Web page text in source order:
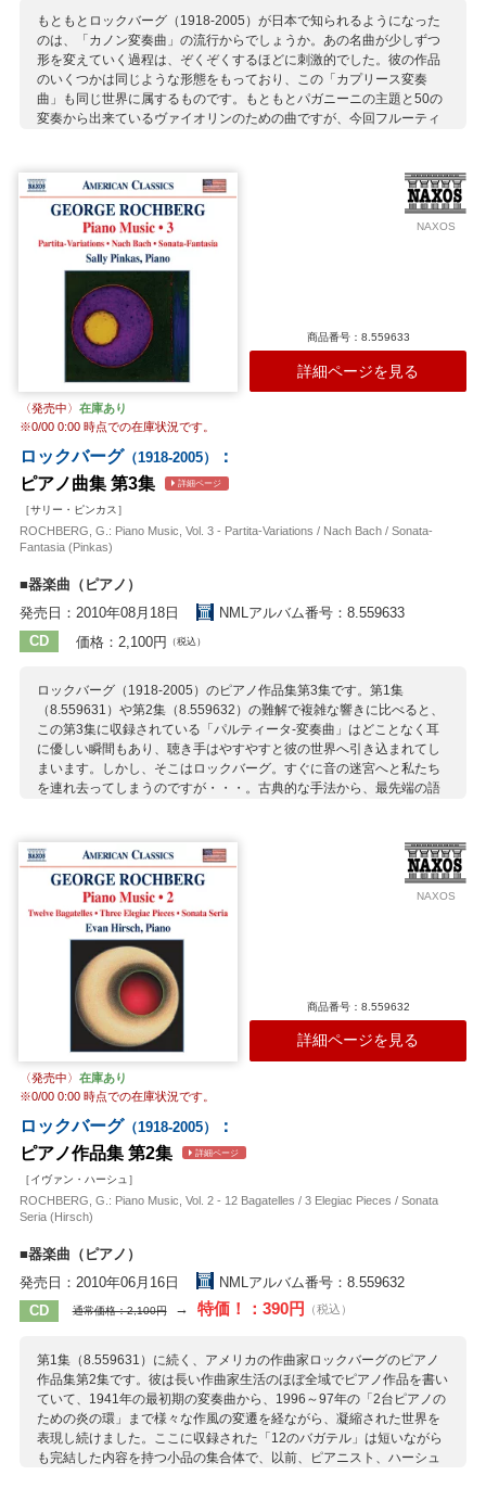
もともとロックバーグ（1918-2005）が日本で知られるようになった
のは、「カノン変奏曲」の流行からでしょうか。あの名曲が少しずつ
形を変えていく過程は、ぞくぞくするほどに刺激的でした。彼の作品
のいくつかは同じような形態をもっており、この「カプリース変奏
曲」も同じ世界に属するものです。もともとパガニーニの主題と50の
変奏から出来ているヴァイオリンのための曲ですが、今回フルーティ
楽四重奏団の第2ヴァイオリニストで、ロックバーグはこのアンサンブ
ルのためにいくつかの作品を書いていたこともあり、彼女は幼い頃か
らロックバーグ作品に愛着を持っていたといいます）。 もちろんロッ
クバーグ自身はフルートのためにそれほど多くの作品を書いたわけで
はないのですが、ジェニングスは「古き親しい友人」として彼の作品
をフルートのために編曲、彼女なりの解釈を施して世に送り出すとい
います。美しい音色だけでなく、様々な特殊奏法を駆使した多彩な音
色は、聴き手を幽玄な世界へといざなうことでしょう。浮世絵からイ
ンスパイアされた一連の作品も、儚い美しさを有しています。
収録作曲家：
ロックバーグ
NAXOS
商品番号：8.559633
詳細ページを見る
〈発売中〉 在庫あり
※0/00 0:00時点での在庫状況です。
ロックバーグ（1918-2005）
：
ピアノ曲集 第3集
詳細ページ
［サリー・ピンカス］
ROCHBERG, G.: Piano Music, Vol. 3 - Partita-Variations / Nach Bach / Sonata-
Fantasia (Pinkas)
■器楽曲（ピアノ）
発売日：2010年08月18日
NMLアルバム番号：8.559633
CD
価格：2,100円 （税込）
ロックバーグ（1918-2005）のピアノ作品集第3集です。第1集
（8.559631）や第2集（8.559632）の難解で複雑な響きに比べると、
この第3集に収録されている「パルティータ-変奏曲」はどことなく耳
に優しい瞬間もあり、聴き手はやすやすと彼の世界へ引き込まれてし
まいます。しかし、そこはロックバーグ。すぐに音の迷宮へと私たち
を連れ去ってしまうのですが・・・。古典的な手法から、最先端の語
面白さです。なかでも「夜想曲」でのなりすましロマン派ぶりには誰
しも唖然とすることでしょう。ハープシコード奏者、イーゴリ・キプ
リスのために書かれた「バッハによる」は2人の作曲家による親密な対
話です。暗く苦痛に満ちた「ソナタ」にも時折抒情的な音が見え隠れ
するのがロックバーグの持ち味でしょう。
収録作曲家：
ロックバーグ
NAXOS
商品番号：8.559632
詳細ページを見る
〈発売中〉 在庫あり
※0/00 0:00時点での在庫状況です。
ロックバーグ（1918-2005）
：
ピアノ作品集 第2集
詳細ページ
［イヴァン・ハーシュ］
ROCHBERG, G.: Piano Music, Vol. 2 - 12 Bagatelles / 3 Elegiac Pieces / Sonata
Seria (Hirsch)
■器楽曲（ピアノ）
発売日：2010年06月16日
NMLアルバム番号：8.559632
CD
通常価格：2,100円 → 特価！：390円 （税込）
第1集（8.559631）に続く、アメリカの作曲家ロックバーグのピアノ
作品集第2集です。彼は長い作曲家生活のほぼ全域でピアノ作品を書い
ていて、1941年の最初期の変奏曲から、1996～97年の「2台ピアノの
ための炎の環」まで様々な作風の変遷を経ながら、凝縮された世界を
表現し続けました。ここに収録された「12のバガテル」は短いながら
も完結した内容を持つ小品の集合体で、以前、ピアニスト、ハーシュ